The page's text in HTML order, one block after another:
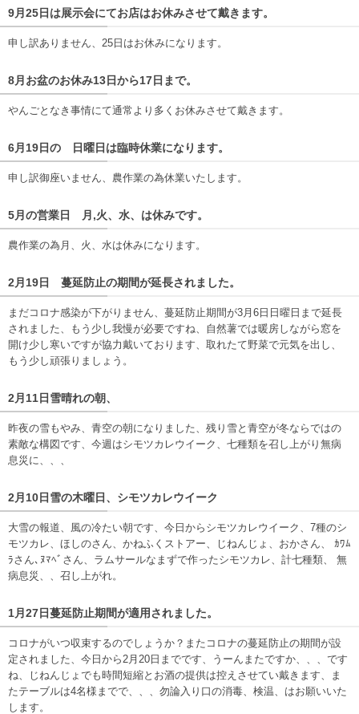
9月25日は展示会にてお店はお休みさせて戴きます。
申し訳ありません、25日はお休みになります。
8月お盆のお休み13日から17日まで。
やんごとなき事情にて通常より多くお休みさせて戴きます。
6月19日の 日曜日は臨時休業になります。
申し訳御座いません、農作業の為休業いたします。
5月の営業日 月,火、水、は休みです。
農作業の為月、火、水は休みになります。
2月19日 蔓延防止の期間が延長されました。
まだコロナ感染が下がりません、蔓延防止期間が3月6日日曜日まで延長
されました、もう少し我慢が必要ですね、自然薯では暖房しながら窓を
開け少し寒いですが協力戴いております、取れたて野菜で元気を出し、
もう少し頑張りましょう。
2月11日雪晴れの朝、
昨夜の雪もやみ、青空の朝になりました、残り雪と青空が冬ならではの
素敵な構図です、今週はシモツカレウイーク、七種類を召し上がり無病
息災に、、、
2月10日雪の木曜日、シモツカレウイーク
大雪の報道、風の冷たい朝です、今日からシモツカレウイーク、7種のシ
モツカレ、ほしのさん、かねふくストアー、じねんじょ、おかさん、 ｶﾜﾑ
ﾗさん､ﾇﾏﾍﾞさん、ラムサールなまずで作ったシモツカレ、計七種類、 無
病息災、、召し上がれ。
1月27日蔓延防止期間が適用されました。
コロナがいつ収束するのでしょうか？またコロナの蔓延防止の期間が設
定されました、今日から2月20日までです、うーんまたですか、、、です
ね、じねんじょでも時間短縮とお酒の提供は控えさせてい戴きます、ま
たテーブルは4名様までで、、、勿論入り口の消毒、検温、はお願いいた
します。